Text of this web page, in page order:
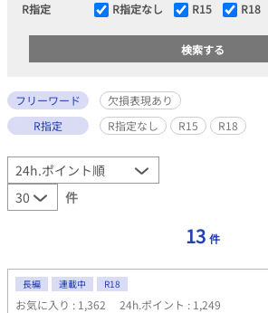
R指定 R指定なし R15 R18
フリーワード
欠損表現あり
R指定
R指定なし R15 R18
件
13 件
長編 連載中 R18
お気に入り : 1,362 24h.ポイント : 1,249